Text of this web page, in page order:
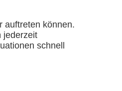
auftreten können.
jederzeit
schnell